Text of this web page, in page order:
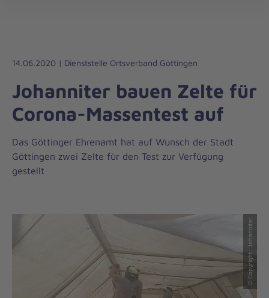
Liebe
Leben
14.06.2020 | Dienststelle Ortsverband Göttingen
Johanniter bauen Zelte für
Corona-Massentest auf
Das Göttinger Ehrenamt hat auf Wunsch der Stadt
Göttingen zwei Zelte für den Test zur Verfügung
gestellt
© Copyright: Johanniter